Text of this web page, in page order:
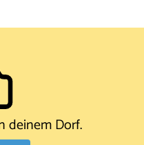
deinem Dorf.